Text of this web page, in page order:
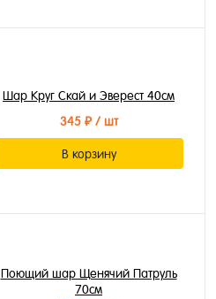
Шар Круг Скай и Эверест 40см
345 ₽/ шт
В корзину
Поющий шар Щенячий Патруль
70см